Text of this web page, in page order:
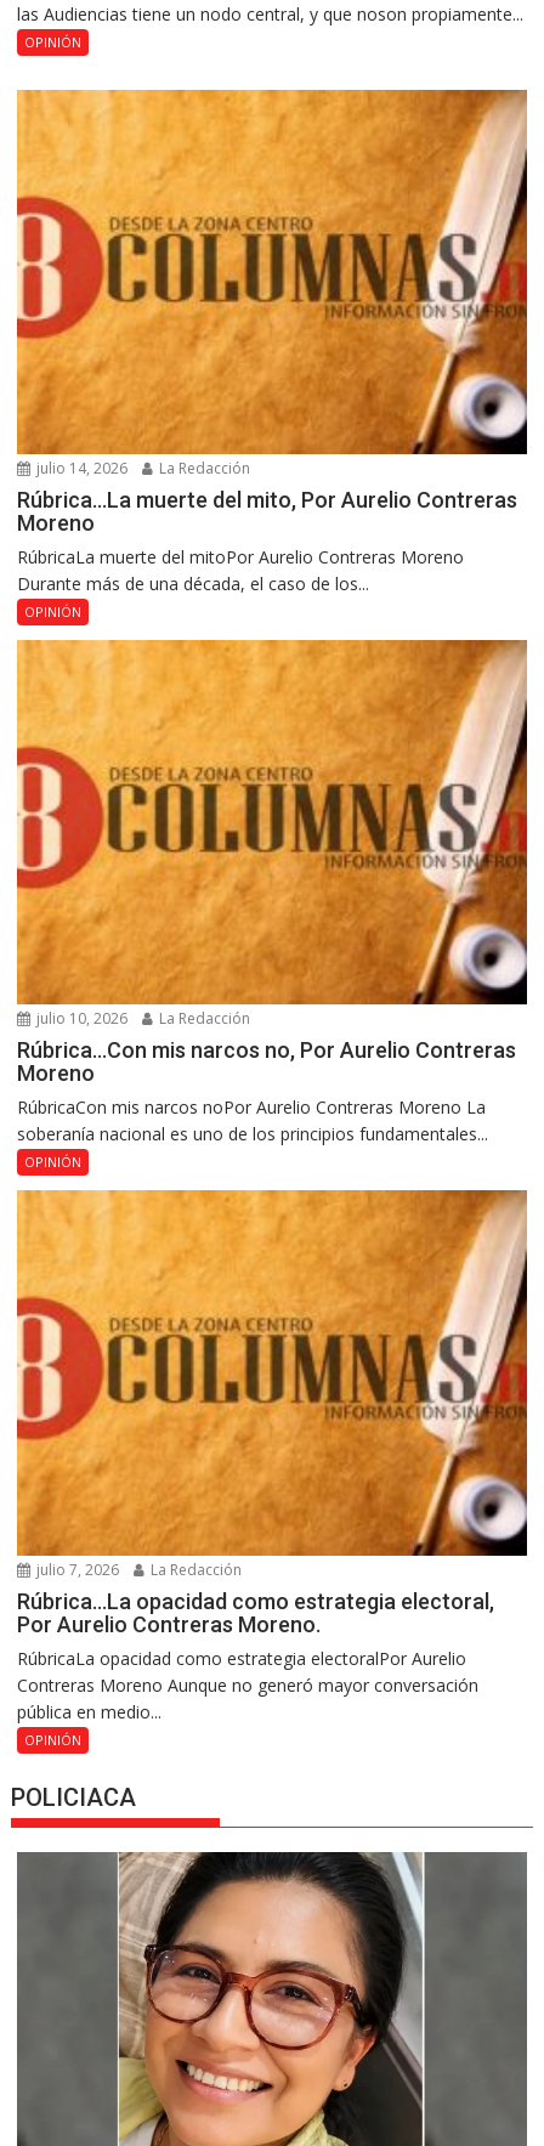
las Audiencias tiene un nodo central, y que noson propiamente...
OPINIÓN
julio 14, 2026 La Redacción
Rúbrica…La muerte del mito, Por Aurelio Contreras
Moreno
RúbricaLa muerte del mitoPor Aurelio Contreras Moreno
Durante más de una década, el caso de los...
OPINIÓN
julio 10, 2026 La Redacción
Rúbrica…Con mis narcos no, Por Aurelio Contreras
Moreno
RúbricaCon mis narcos noPor Aurelio Contreras Moreno La
soberanía nacional es uno de los principios fundamentales...
OPINIÓN
julio 7, 2026 La Redacción
Rúbrica…La opacidad como estrategia electoral,
Por Aurelio Contreras Moreno.
RúbricaLa opacidad como estrategia electoralPor Aurelio
Contreras Moreno Aunque no generó mayor conversación
pública en medio...
OPINIÓN
POLICIACA